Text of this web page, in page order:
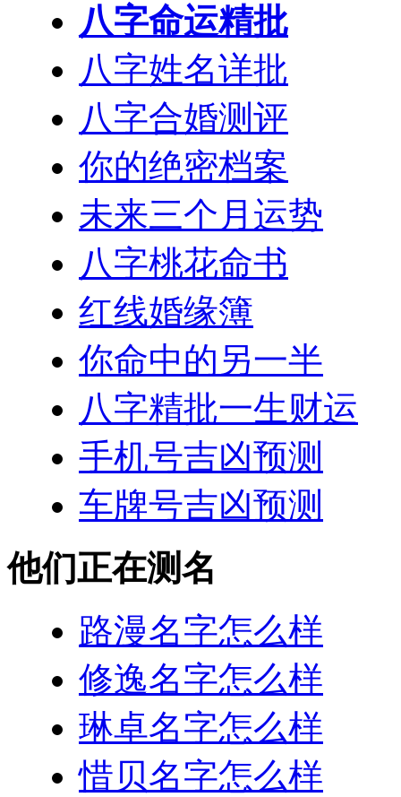
八字命运精批
八字姓名详批
八字合婚测评
你的绝密档案
未来三个月运势
八字桃花命书
红线婚缘簿
你命中的另一半
八字精批一生财运
手机号吉凶预测
车牌号吉凶预测
他们正在测名
路漫名字怎么样
修逸名字怎么样
琳卓名字怎么样
惜贝名字怎么样